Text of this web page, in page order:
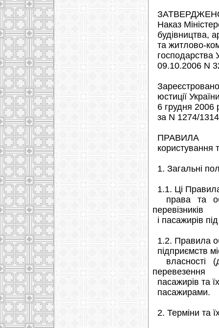
Наказ
будівництва,
та житлово-
господарства
09.10.2006 N
Зареєстровано
юстиції
6 грудня 2006
за N 1274/
ПРАВИЛА
користування
1. Загальні
1.1. Ці
права та
перевізників
і пасажирів
1.2. Правила
підприємств
власності
перевезення
пасажирів та
пасажирами.
2. Терміни та